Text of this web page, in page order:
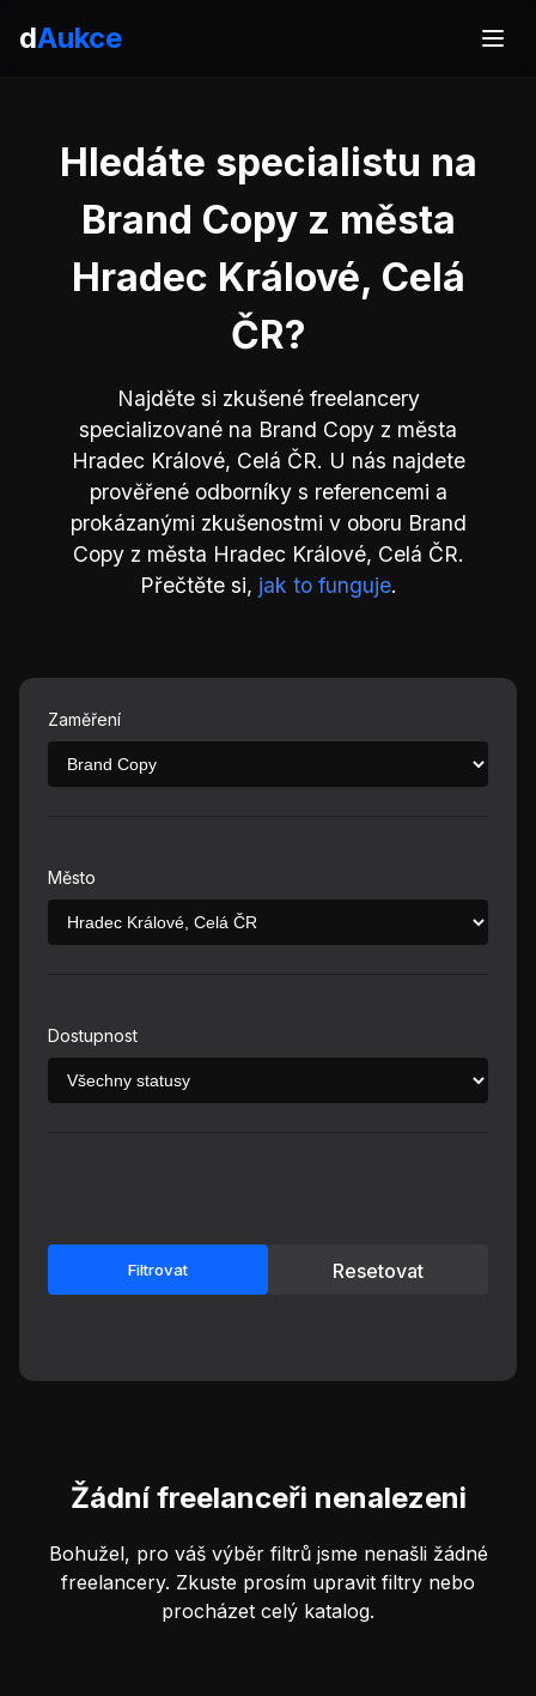
dAukce
Hledáte specialistu na
Brand Copy z města
Hradec Králové, Celá
ČR?
Najděte si zkušené freelancery
specializované na Brand Copy z města
Hradec Králové, Celá ČR. U nás najdete
prověřené odborníky s referencemi a
prokázanými zkušenostmi v oboru Brand
Copy z města Hradec Králové, Celá ČR.
Přečtěte si, jak to funguje.
Zaměření
Město
Dostupnost
Filtrovat Resetovat
Žádní freelanceři nenalezeni
Bohužel, pro váš výběr filtrů jsme nenašli žádné
freelancery. Zkuste prosím upravit filtry nebo
procházet celý katalog.